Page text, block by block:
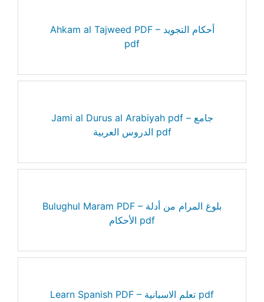
Ahkam al Tajweed PDF – أحكام التجويد
pdf
Jami al Durus al Arabiyah pdf – جامع
الدروس العربية pdf
Bulughul Maram PDF – بلوغ المرام من أدلة
الأحكام pdf
Learn Spanish PDF – تعلم الاسبانية pdf